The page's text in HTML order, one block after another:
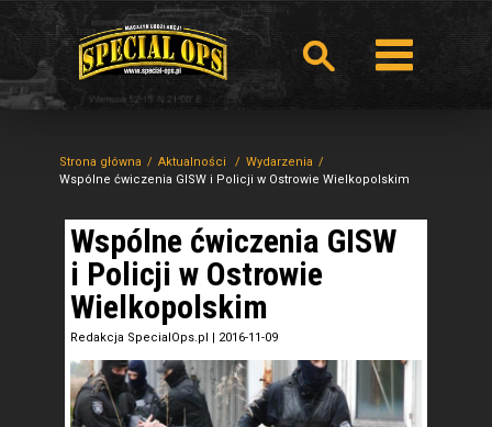
Strona główna Aktualności
Wydarzenia
Wspólne ćwiczenia GISW i Policji w Ostrowie Wielkopolskim
Wspólne ćwiczenia GISW
i Policji w Ostrowie
Wielkopolskim
Redakcja SpecialOps.pl | 2016-11-09